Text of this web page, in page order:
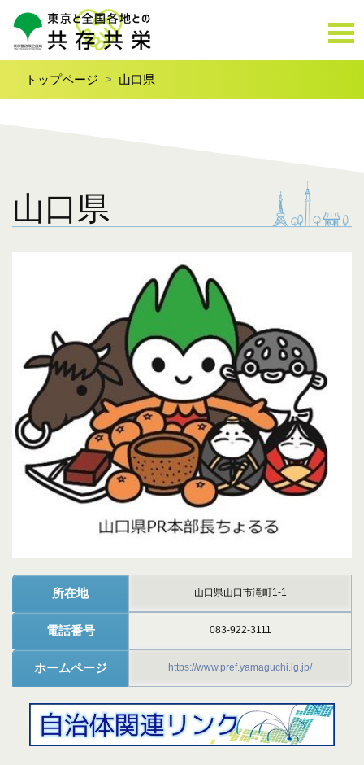
トップページ 山口県
山口県
所在地 山口県山口市滝町1-1
電話番号 083-922-3111
ホームページ https://www.pref.yamaguchi.lg.jp/